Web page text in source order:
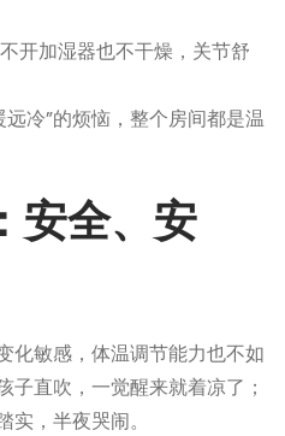
不开加湿器也不干燥，关节舒
远冷”的烦恼，整个房间都是温
安全、安
化敏感，体温调节能力也不如
直吹，一觉醒来就着凉了；
，半夜哭闹。